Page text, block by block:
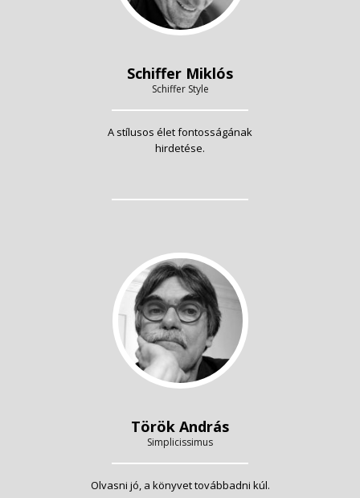
Schiffer Miklós
Schiffer Style
A stílusos élet fontosságának
hirdetése.
Török András
Simplicissimus
Olvasni jó, a könyvet továbbadni kúl.